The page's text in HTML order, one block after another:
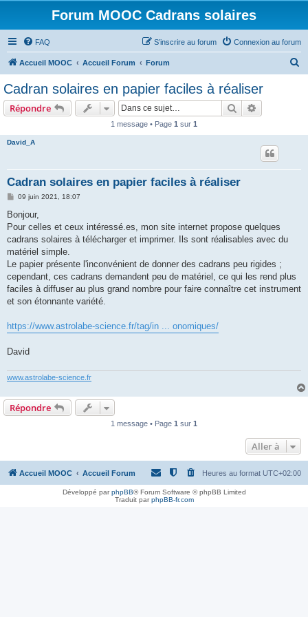
Forum MOOC Cadrans solaires
FAQ Connexion au forum
S’inscrire au forum
Accueil MOOC Accueil Forum Forum
Cadran solaires en papier faciles à réaliser
Répondre Rechercher
1 message • Page 1 sur 1
David_A
Cadran solaires en papier faciles à réaliser
M
s
a
g
09 juin 2021, 18:07
Bonjour,
Pour celles et ceux intéressé.es, mon site internet propose quelques
cadrans solaires à télécharger et imprimer. Ils sont réalisables avec du
matériel simple.
Le papier présente l'inconvénient de donner des cadrans peu rigides ;
cependant, ces cadrans demandent peu de matériel, ce qui les rend plus
faciles à diffuser au plus grand nombre pour faire connaître cet instrument
et son étonnante variété.
https://www.astrolabe-science.fr/tag/in ... onomiques/
David
www.astrolabe-science.fr
Répondre
1 message • Page 1 sur 1
Aller à
Accueil MOOC Accueil Forum Heures au format UTC+02:00
Développé parphpBB® Forum Software © phpBB Limited
Traduit parphpBB-fr.com